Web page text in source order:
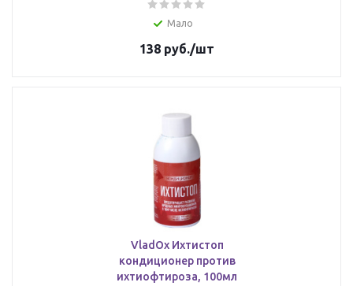
Мало
138 руб./шт
VladOx Ихтистоп
кондиционер против
ихтиофтироза, 100мл